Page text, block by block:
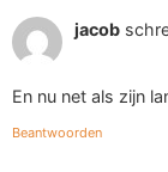
jacob
En nu net als zijn
Beantwoorden